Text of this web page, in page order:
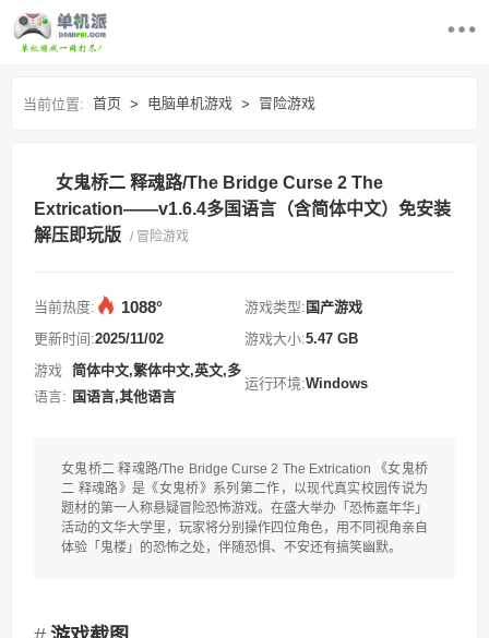
首页
电脑单机游戏
求游戏
登录/注册
当前位置: 首页 > 电脑单机游戏 > 冒险游戏
女鬼桥二 释魂路/The Bridge Curse 2 The
Extrication——v1.6.4多国语言（含简体中文）免安装
解压即玩版 / 冒险游戏
当前热度: 1088° 游戏类型: 国产游戏
更新时间:2025/11/02 游戏大小:5.47 GB
游戏
语言:
简体中文,繁体中文,英文,多
国语言,其他语言
运行环境:Windows
女鬼桥二 释魂路/The Bridge Curse 2 The Extrication 《女鬼桥
二 释魂路》是《女鬼桥》系列第二作，以现代真实校园传说为
题材的第一人称悬疑冒险恐怖游戏。在盛大举办「恐怖嘉年华」
活动的文华大学里，玩家将分别操作四位角色，用不同视角亲自
体验「鬼楼」的恐怖之处，伴随恐惧、不安还有搞笑幽默。